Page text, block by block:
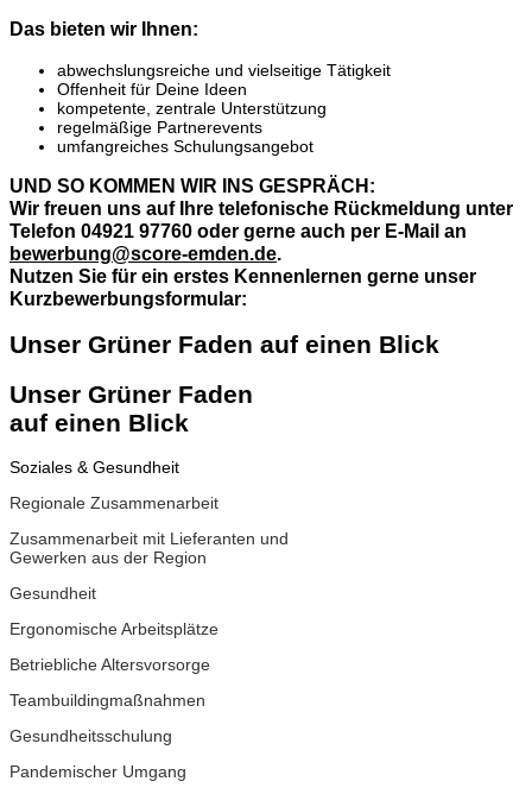
Das bieten wir Ihnen:
abwechslungsreiche und vielseitige Tätigkeit
Offenheit für Deine Ideen
kompetente, zentrale Unterstützung
regelmäßige Partnerevents
umfangreiches Schulungsangebot
UND SO KOMMEN WIR INS GESPRÄCH:
Wir freuen uns auf Ihre telefonische Rückmeldung unter
Telefon 04921 97760 oder gerne auch per E-Mail an
bewerbung@score-emden.de.
Nutzen Sie für ein erstes Kennenlernen gerne unser
Kurzbewerbungsformular:
Unser Grüner Faden auf einen Blick
Unser Grüner Faden
auf einen Blick
Soziales & Gesundheit
Regionale Zusammenarbeit
Zusammenarbeit mit Lieferanten und
Gewerken aus der Region
Gesundheit
Ergonomische Arbeitsplätze
Betriebliche Altersvorsorge
Teambuildingmaßnahmen
Gesundheitsschulung
Pandemischer Umgang